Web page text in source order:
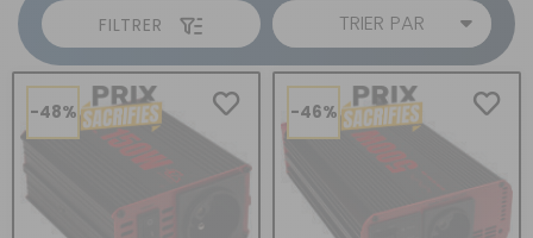
FILTRER TRIER PAR
-48% -46%